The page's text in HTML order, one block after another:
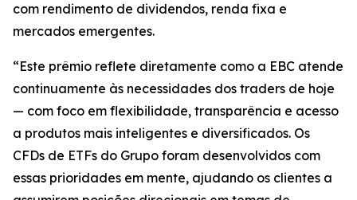
com rendimento de dividendos, renda fixa e
mercados emergentes.
“Este prêmio reflete diretamente como a EBC atende
continuamente às necessidades dos traders de hoje
— com foco em flexibilidade, transparência e acesso
a produtos mais inteligentes e diversificados. Os
CFDs de ETFs do Grupo foram desenvolvidos com
essas prioridades em mente, ajudando os clientes a